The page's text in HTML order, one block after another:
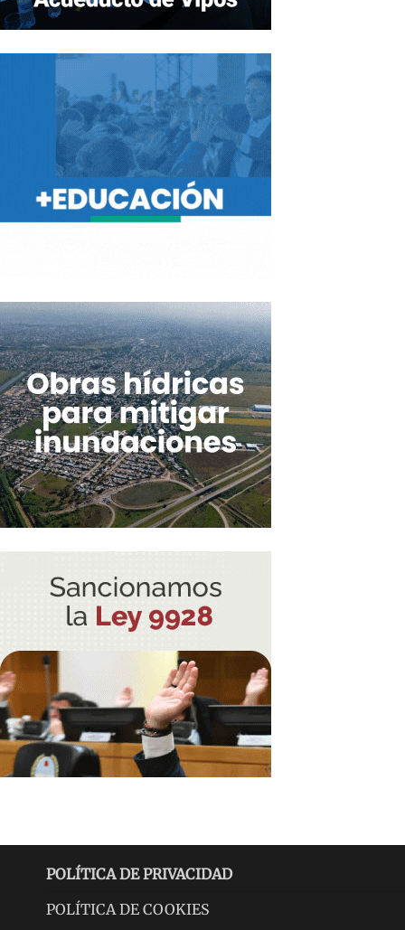
POLÍTICA DE PRIVACIDAD
POLÍTICA DE COOKIES